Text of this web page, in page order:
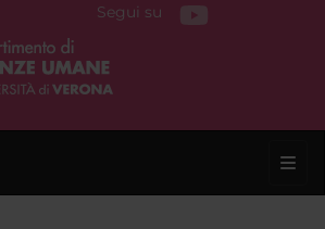
Segui su